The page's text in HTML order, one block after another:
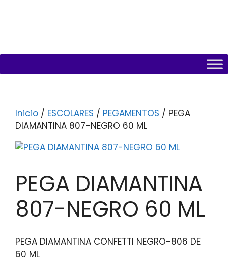
Inicio / ESCOLARES / PEGAMENTOS / PEGA
DIAMANTINA 807-NEGRO 60 ML
PEGA DIAMANTINA
807-NEGRO 60 ML
PEGA DIAMANTINA CONFETTI NEGRO-806 DE
60 ML